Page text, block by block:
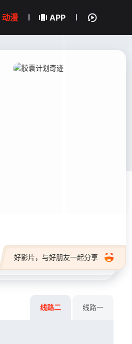
动漫 APP
好影片，与好朋友一起分享
线路二 线路一